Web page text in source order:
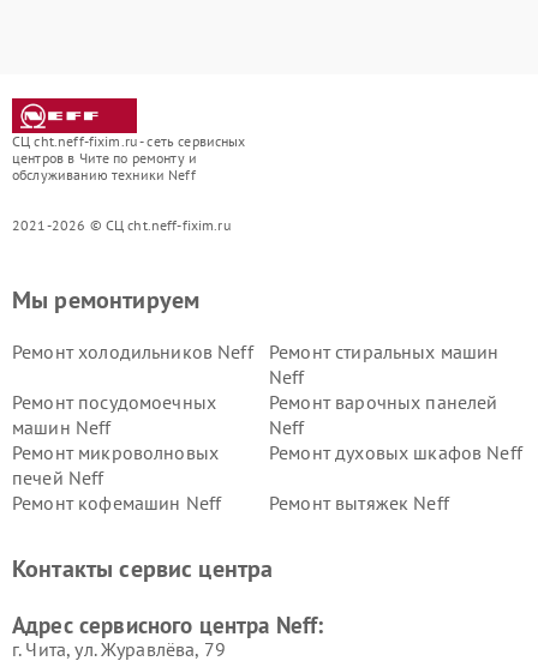
СЦ cht.neff-fixim.ru - сеть сервисных
центров в Чите по ремонту и
обслуживанию техники Neff
2021-2026 © СЦ cht.neff-fixim.ru
Мы ремонтируем
Ремонт холодильников Neff
Ремонт стиральных машин
Neff
Ремонт посудомоечных
машин Neff
Ремонт варочных панелей
Neff
Ремонт микроволновых
печей Neff
Ремонт духовых шкафов Neff
Ремонт кофемашин Neff Ремонт вытяжек Neff
Контакты сервис центра
Адрес сервисного центра Neff:
г. Чита, ул. Журавлёва, 79